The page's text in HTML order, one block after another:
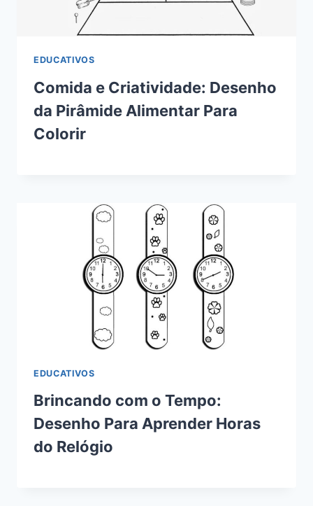
EDUCATIVOS
Comida e Criatividade: Desenho
da Pirâmide Alimentar Para
Colorir
EDUCATIVOS
Brincando com o Tempo:
Desenho Para Aprender Horas
do Relógio